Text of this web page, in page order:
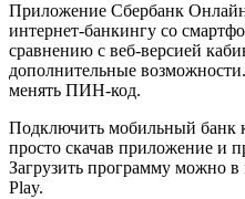
Приложение Сбербанк
интернет-банкингу со
сравнению с веб-версией
дополнительные
менять ПИН-код.
Подключить мобильный банк
просто скачав приложение и
Загрузить программу можно
Play.